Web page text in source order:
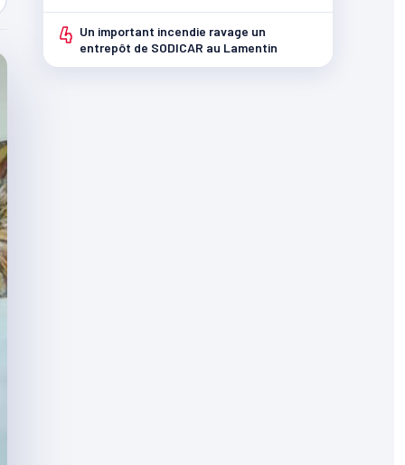
4 Un important incendie ravage un
entrepôt de SODICAR au Lamentin